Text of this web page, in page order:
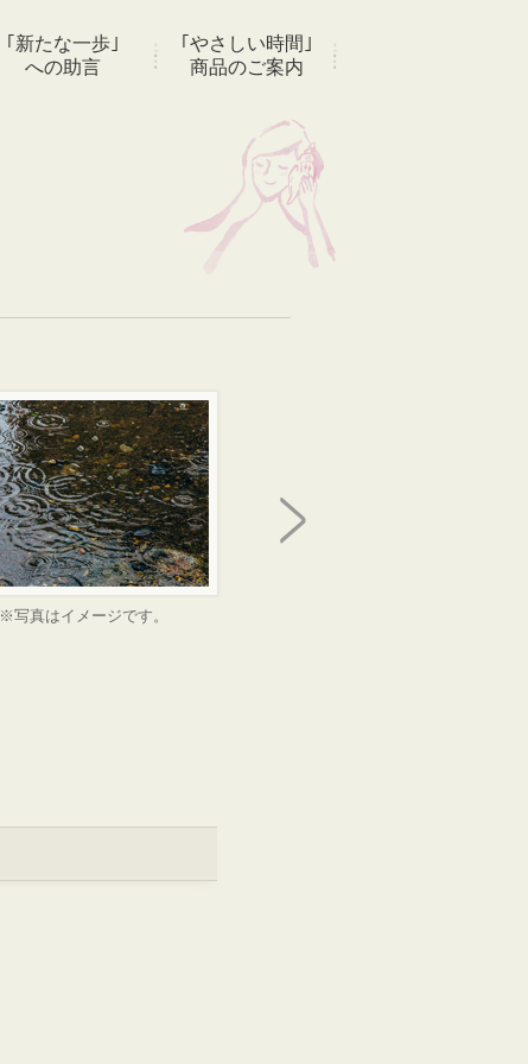
｢新たな一歩｣
への助言
｢やさしい時間｣
商品のご案内
※写真はイメージです。